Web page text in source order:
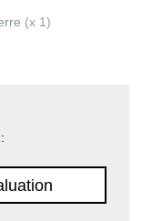
(x 1)